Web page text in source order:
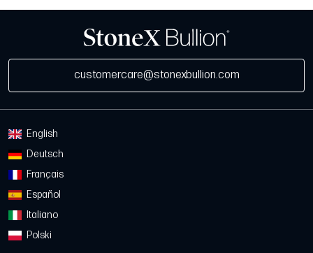
customercare@stonexbullion.com
English
Deutsch
Français
Español
Italiano
Polski